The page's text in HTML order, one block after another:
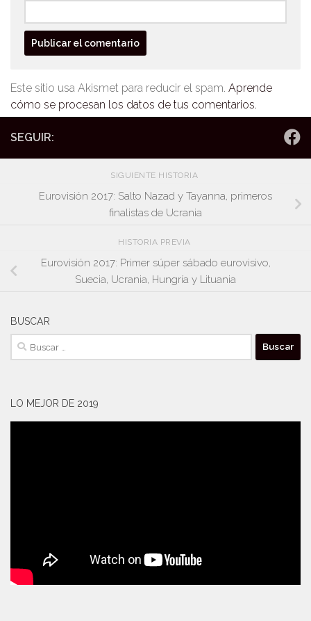
Este sitio usa Akismet para reducir el spam. Aprende
cómo se procesan los datos de tus comentarios.
SEGUIR:
SIGUIENTE HISTORIA
Eurovisión 2017: Salto Nazad y Tayanna, primeros
finalistas de Ucrania
HISTORIA PREVIA
Eurovisión 2017: Primer súper sábado eurovisivo,
Suecia, Ucrania, Hungría y Lituania
BUSCAR
Buscar:
LO MEJOR DE 2019